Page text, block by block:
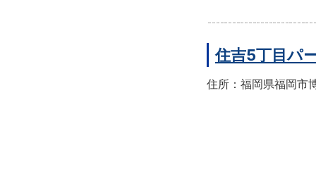
住吉5丁目パ
住所：福岡県福岡市